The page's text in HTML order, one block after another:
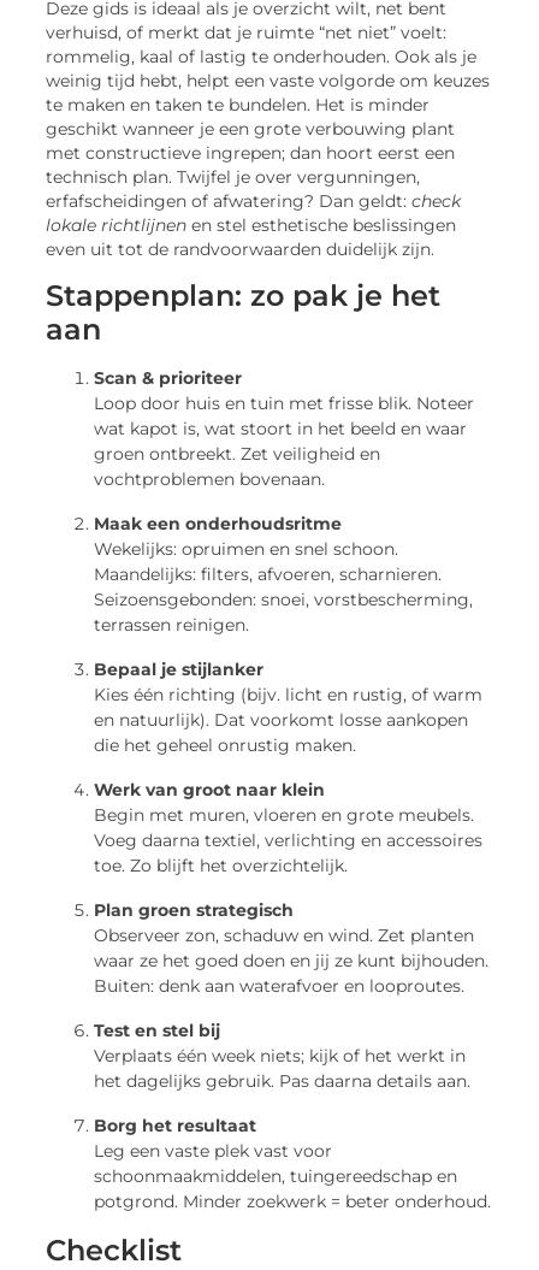
Deze gids is ideaal als je overzicht wilt, net bent
verhuisd, of merkt dat je ruimte “net niet” voelt:
rommelig, kaal of lastig te onderhouden. Ook als je
weinig tijd hebt, helpt een vaste volgorde om keuzes
te maken en taken te bundelen. Het is minder
geschikt wanneer je een grote verbouwing plant
met constructieve ingrepen; dan hoort eerst een
technisch plan. Twijfel je over vergunningen,
erfafscheidingen of afwatering? Dan geldt:check
lokale richtlijnen en stel esthetische beslissingen
even uit tot de randvoorwaarden duidelijk zijn.
Stappenplan: zo pak je het
aan
Scan & prioriteer
Loop door huis en tuin met frisse blik. Noteer
wat kapot is, wat stoort in het beeld en waar
groen ontbreekt. Zet veiligheid en
vochtproblemen bovenaan.
Maak een onderhoudsritme
Wekelijks: opruimen en snel schoon.
Maandelijks: filters, afvoeren, scharnieren.
Seizoensgebonden: snoei, vorstbescherming,
terrassen reinigen.
Bepaal je stijlanker
Kies één richting (bijv. licht en rustig, of warm
en natuurlijk). Dat voorkomt losse aankopen
die het geheel onrustig maken.
Werk van groot naar klein
Begin met muren, vloeren en grote meubels.
Voeg daarna textiel, verlichting en accessoires
toe. Zo blijft het overzichtelijk.
Plan groen strategisch
Observeer zon, schaduw en wind. Zet planten
waar ze het goed doen en jij ze kunt bijhouden.
Buiten: denk aan waterafvoer en looproutes.
Test en stel bij
Verplaats één week niets; kijk of het werkt in
het dagelijks gebruik. Pas daarna details aan.
Borg het resultaat
Leg een vaste plek vast voor
schoonmaakmiddelen, tuingereedschap en
potgrond. Minder zoekwerk = beter onderhoud.
Checklist